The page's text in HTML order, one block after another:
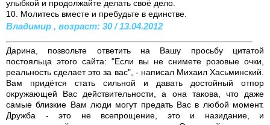
улыбкой и продолжайте делать своё дело.
10. Молитесь вместе и пребудьте в единствe.
Владимир , возраст: 30 / 13.04.2012
Дарина, позвольте ответить на Вашу просьбу цитатой
постояльца этого сайта: "Если вы не снимете розовые очки,
реальность сделает это за вас", - написал Михаил Хасьминский.
Вам придётся стать сильной и давать достойный отпор
окружающей Вас действительности, а она такова, что даже
самые близкие Вам люди могут предать Вас в любой момент.
Дружба - это не всепрощение, это и назидание, и